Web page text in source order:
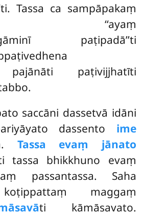
Tassa ca sampāpakaṃ
‘‘ayaṃ
paṭipadā’’ti
pajānāti paṭivijjhatīti
saccāni dassetvā idāni
dassento ime
Tassa evaṃ jānato
tassa bhikkhuno evaṃ
passantassa. Saha
maggaṃ
ti kāmāsavato.